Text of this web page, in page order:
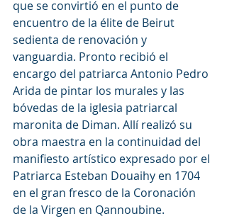
que se convirtió en el punto de
encuentro de la élite de Beirut
sedienta de renovación y
vanguardia. Pronto recibió el
encargo del patriarca Antonio Pedro
Arida de pintar los murales y las
bóvedas de la iglesia patriarcal
maronita de Diman. Allí realizó su
obra maestra en la continuidad del
manifiesto artístico expresado por el
Patriarca Esteban Douaihy en 1704
en el gran fresco de la Coronación
de la Virgen en Qannoubine.